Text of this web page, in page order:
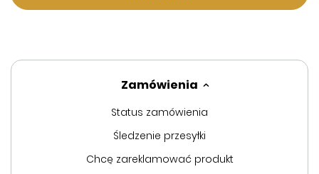
Zamówienia
Status zamówienia
Śledzenie przesyłki
Chcę zareklamować produkt